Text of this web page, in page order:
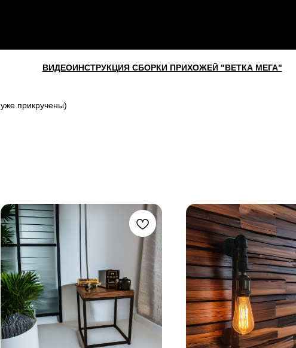
ВИДЕОИНСТРУКЦИЯ СБОРКИ ПРИХОЖЕЙ "ВЕТКА МЕГА"
прикручены)